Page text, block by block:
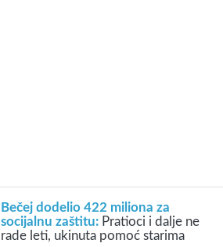
Bečej dodelio 422 miliona za
socijalnu zaštitu: Pratioci i dalje ne
rade leti, ukinuta pomoć starima